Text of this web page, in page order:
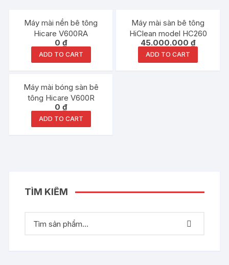
Máy mài nền bê tông
Hicare V600RA
0₫
ADD TO CART
Máy mài sàn bê tông
HiClean model HC260
45.000.000₫
ADD TO CART
Máy mài bóng sàn bê
tông Hicare V600R
0₫
ADD TO CART
TÌM KIẾM